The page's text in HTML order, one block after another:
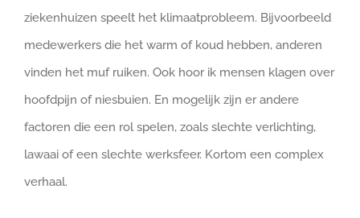
ziekenhuizen speelt het klimaatprobleem. Bijvoorbeeld
medewerkers die het warm of koud hebben, anderen
vinden het muf ruiken. Ook hoor ik mensen klagen over
hoofdpijn of niesbuien. En mogelijk zijn er andere
factoren die een rol spelen, zoals slechte verlichting,
lawaai of een slechte werksfeer. Kortom een complex
verhaal.